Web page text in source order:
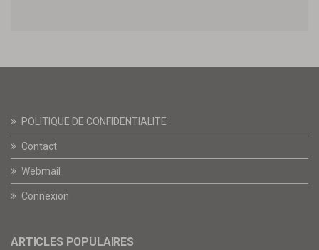
POLITIQUE DE CONFIDENTIALITE
Contact
Webmail
Connexion
ARTICLES POPULAIRES